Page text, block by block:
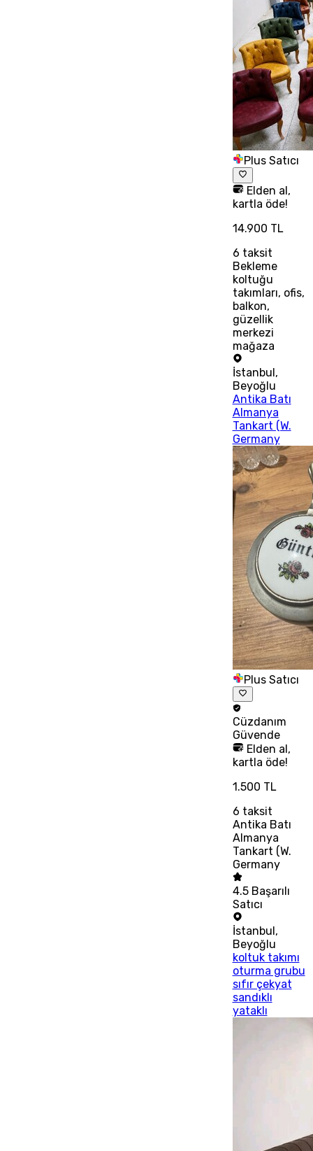
Plus Satıcı
Elden al,
kartla öde!
14.900 TL
6 taksit
Bekleme
koltuğu
takımları, ofis,
balkon,
güzellik
merkezi
mağaza
İstanbul,
Beyoğlu
Antika Batı
Almanya
Tankart (W.
Germany
Plus Satıcı
Cüzdanım
Güvende
Elden al,
kartla öde!
1.500 TL
6 taksit
Antika Batı
Almanya
Tankart (W.
Germany
4.5 Başarılı
Satıcı
İstanbul,
Beyoğlu
koltuk takımı
oturma grubu
sıfır çekyat
sandıklı
yataklı